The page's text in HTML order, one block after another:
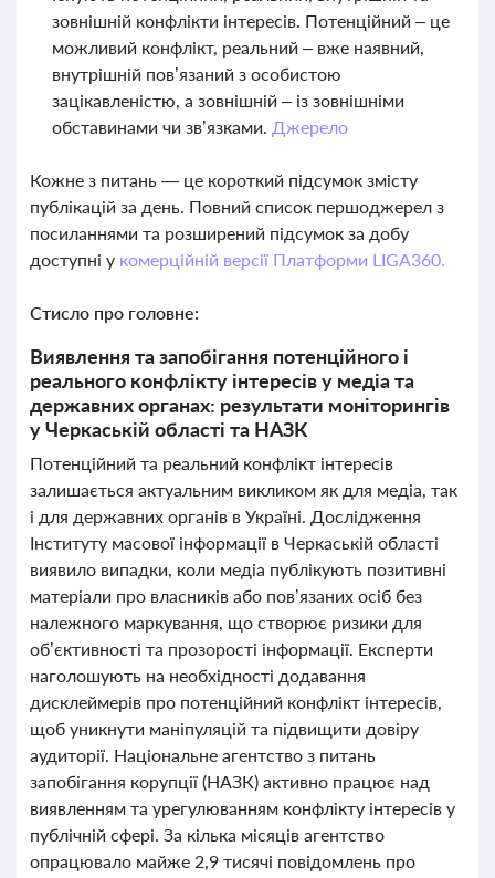
зовнішній конфлікти інтересів. Потенційний – це
можливий конфлікт, реальний – вже наявний,
внутрішній пов’язаний з особистою
зацікавленістю, а зовнішній – із зовнішніми
обставинами чи зв’язками. Джерело
Кожне з питань — це короткий підсумок змісту
публікацій за день. Повний список першоджерел з
посиланнями та розширений підсумок за добу
доступні у комерційній версії Платформи LIGA360.
Стисло про головне:
Виявлення та запобігання потенційного і
реального конфлікту інтересів у медіа та
державних органах: результати моніторингів
у Черкаській області та НАЗК
Потенційний та реальний конфлікт інтересів
залишається актуальним викликом як для медіа, так
і для державних органів в Україні. Дослідження
Інституту масової інформації в Черкаській області
виявило випадки, коли медіа публікують позитивні
матеріали про власників або пов’язаних осіб без
належного маркування, що створює ризики для
об’єктивності та прозорості інформації. Експерти
наголошують на необхідності додавання
дисклеймерів про потенційний конфлікт інтересів,
щоб уникнути маніпуляцій та підвищити довіру
аудиторії. Національне агентство з питань
запобігання корупції (НАЗК) активно працює над
виявленням та урегулюванням конфлікту інтересів у
публічній сфері. За кілька місяців агентство
опрацювало майже 2,9 тисячі повідомлень про